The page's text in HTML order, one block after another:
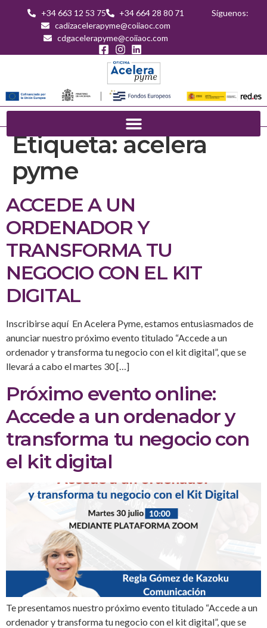
+34 663 12 53 75
+34 664 28 80 71
cadizacelerapyme@coiiaoc.com
cdgacelerapyme@coiiaoc.com
Síguenos:
Etiqueta:acelera
pyme
ACCEDE A UN
ORDENADOR Y
TRANSFORMA TU
NEGOCIO CON EL KIT
DIGITAL
Inscribirse aquí En Acelera Pyme, estamos entusiasmados de
anunciar nuestro próximo evento titulado “Accede a un
ordenador y transforma tu negocio con el kit digital”, que se
llevará a cabo el martes 30 […]
Próximo evento online:
Accede a un ordenador y
transforma tu negocio con
el kit digital
Te presentamos nuestro próximo evento titulado “Accede a un
ordenador y transforma tu negocio con el kit digital”, que se